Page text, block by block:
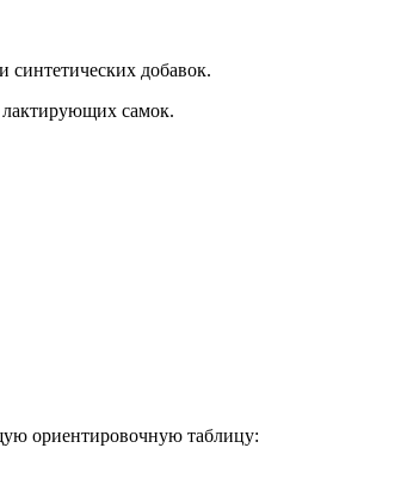
синтетических добавок.
лактирующих самок.
ориентировочную таблицу: